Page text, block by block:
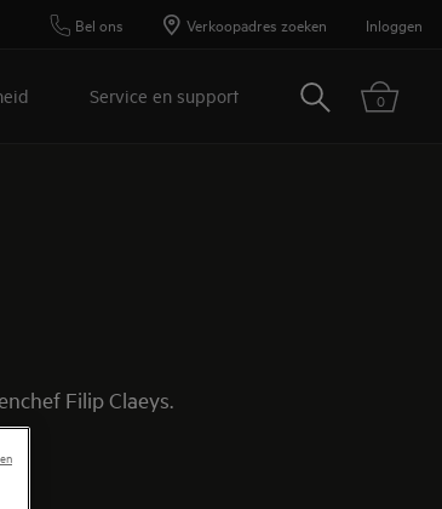
Bel ons Verkoopadres zoeken Inloggen
Service en support Zoeken 0
Filip Claeys.